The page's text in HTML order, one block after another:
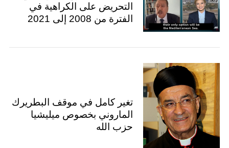
التحريض على الكراهية في
الفترة من 2008 إلى 2021
تغير كامل في موقف البطريرك
الماروني بخصوص ميليشيا
حزب الله